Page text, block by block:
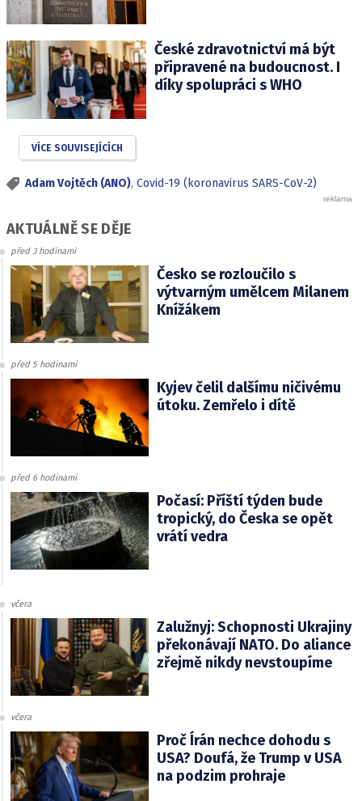
České zdravotnictví má být
připravené na budoucnost. I
díky spolupráci s WHO
VÍCE SOUVISEJÍCÍCH
Adam Vojtěch (ANO), Covid-19 (koronavirus SARS-CoV-2)
AKTUÁLNĚ SE DĚJE
před 3 hodinami
Česko se rozloučilo s
výtvarným umělcem Milanem
Knížákem
před 5 hodinami
Kyjev čelil dalšímu ničivému
útoku. Zemřelo i dítě
před 6 hodinami
Počasí: Příští týden bude
tropický, do Česka se opět
vrátí vedra
včera
Zalužnyj: Schopnosti Ukrajiny
překonávají NATO. Do aliance
zřejmě nikdy nevstoupíme
včera
Proč Írán nechce dohodu s
USA? Doufá, že Trump v USA
na podzim prohraje